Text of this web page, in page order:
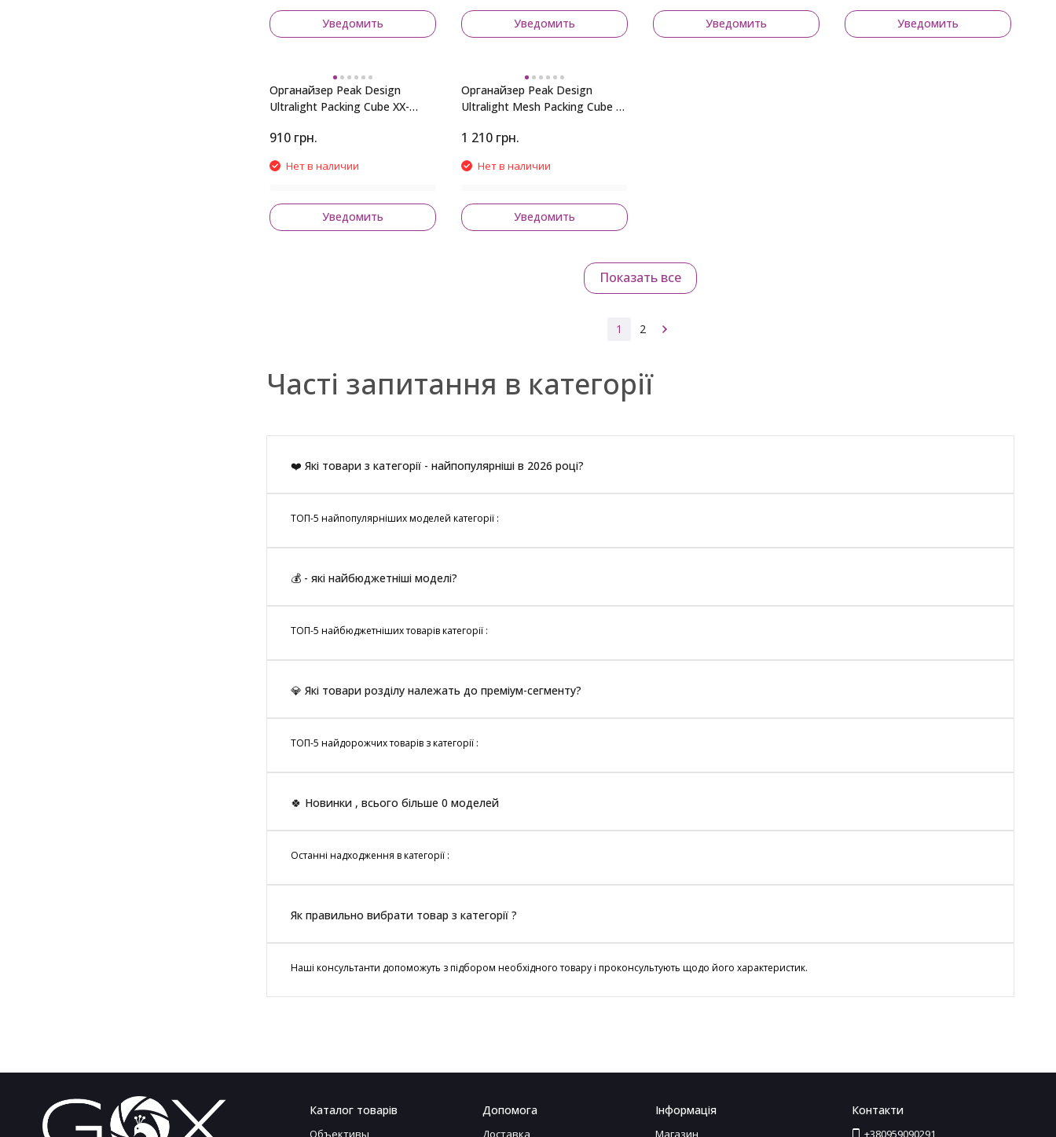
Уведомить Уведомить Уведомить Уведомить
Органайзер Peak Design
Ultralight Packing Cube XX-
910 грн.
Нет в наличии
Уведомить
Органайзер Peak Design
Ultralight Mesh Packing Cube X-
1 210 грн.
Нет в наличии
Уведомить
Показать все
1 2
Часті запитання в категорії
❤️ Які товари з категорії - найпопулярніші в 2026 році?
ТОП-5 найпопулярніших моделей категорії :
💰 - які найбюджетніші моделі?
ТОП-5 найбюджетніших товарів категорії :
💎 Які товари розділу належать до преміум-сегменту?
ТОП-5 найдорожчих товарів з категорії :
🍀 Новинки , всього більше 0 моделей
Останні надходження в категорії :
Як правильно вибрати товар з категорії ?
Наші консультанти допоможуть з підбором необхідного товару і проконсультують щодо його характеристик.
Каталог товарів
Объективы
Допомога
Доставка
Інформація
Магазин
Контакти
+380959090291